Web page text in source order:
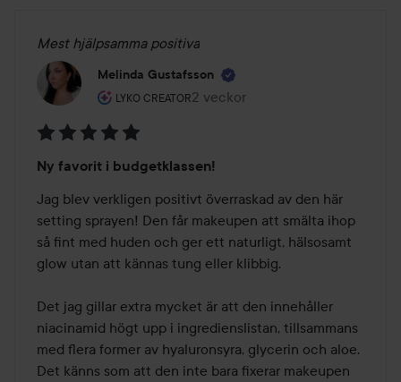
Mest hjälpsamma positiva
Melinda Gustafsson
LYKO CREATOR
Användarens roll: Lyko Creator.
2 veckor
Inlägget skapades 2 veckor
5
av
5
Ny favorit i budgetklassen!
Jag blev verkligen positivt överraskad av den här
setting sprayen! Den får makeupen att smälta ihop
så fint med huden och ger ett naturligt, hälsosamt
glow utan att kännas tung eller klibbig.
Det jag gillar extra mycket är att den innehåller
niacinamid högt upp i ingredienslistan, tillsammans
med flera former av hyaluronsyra, glycerin och aloe.
Det känns som att den inte bara fixerar makeupen